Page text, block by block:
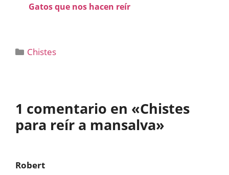
Gatos que nos hacen reír
Categorías
Chistes
1 comentario en «Chistes
para reír a mansalva»
Robert